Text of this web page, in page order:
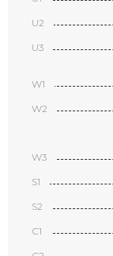
U2
U3
W1
W2
W3
S1
S2
С1